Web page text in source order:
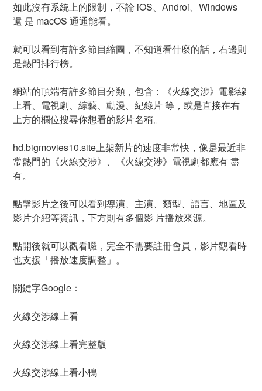
如此沒有系統上的限制，不論 iOS、Androi、Windows
還 是 macOS 通通能看。
就可以看到有許多節目縮圖，不知道看什麼的話，右邊則
是熱門排行榜。
網站的頂端有許多節目分類，包含：《火線交涉》電影線
上看、電視劇、綜藝、動漫、紀錄片 等，或是直接在右
上方的欄位搜尋你想看的影片名稱。
hd.bigmovies10.site上架新片的速度非常快，像是最近非
常熱門的《火線交涉》、《火線交涉》電視劇都應有 盡
有。
點擊影片之後可以看到導演、主演、類型、語言、地區及
影片介紹等資訊，下方則有多個影 片播放來源。
點開後就可以觀看囉，完全不需要註冊會員，影片觀看時
也支援「播放速度調整」。
關鍵字Google：
火線交涉線上看
火線交涉線上看完整版
火線交涉線上看小鴨